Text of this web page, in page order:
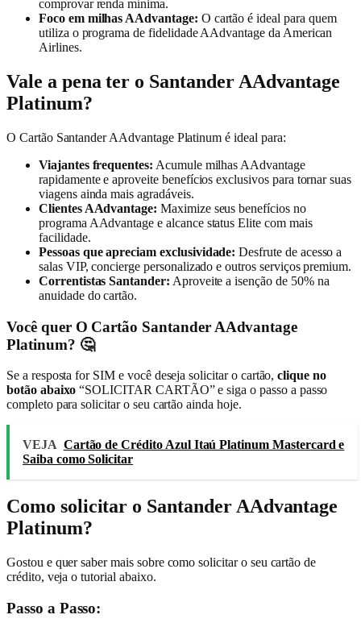
comprovar renda mínima.
Foco em milhas AAdvantage: O cartão é ideal para quem
utiliza o programa de fidelidade AAdvantage da American
Airlines.
Vale a pena ter o Santander AAdvantage
Platinum?
O Cartão Santander AAdvantage Platinum é ideal para:
Viajantes frequentes: Acumule milhas AAdvantage
rapidamente e aproveite benefícios exclusivos para tornar suas
viagens ainda mais agradáveis.
Clientes AAdvantage: Maximize seus benefícios no
programa AAdvantage e alcance status Elite com mais
facilidade.
Pessoas que apreciam exclusividade: Desfrute de acesso a
salas VIP, concierge personalizado e outros serviços premium.
Correntistas Santander: Aproveite a isenção de 50% na
anuidade do cartão.
Você quer O Cartão Santander AAdvantage
Platinum? 🤔
Se a resposta for SIM e você deseja solicitar o cartão,clique no
botão abaixo “SOLICITAR CARTÃO” e siga o passo a passo
completo para solicitar o seu cartão ainda hoje.
VEJA Cartão de Crédito Azul Itaú Platinum Mastercard e
Saiba como Solicitar
Como solicitar o Santander AAdvantage
Platinum?
Gostou e quer saber mais sobre como solicitar o seu cartão de
crédito, veja o tutorial abaixo.
Passo a Passo: